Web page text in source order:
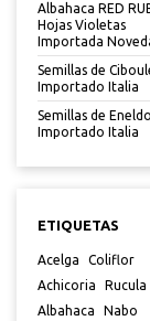
Albahaca RED
Hojas Violetas
Importada
Semillas de
Importado Italia
Semillas de Eneldo
Importado Italia
ETIQUETAS
Acelga
Coliflor
Achicoria
Rucula
Albahaca
Nabo